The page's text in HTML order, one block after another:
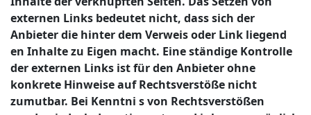
externen Links bedeutet nicht, dass sich der
Anbieter die hinter dem Verweis oder Link liegend
en Inhalte zu Eigen macht. Eine ständige Kontrolle
der externen Links ist für den Anbieter ohne
konkrete Hinweise auf Rechtsverstöße nicht
zumutbar. Bei Kenntni s von Rechtsverstößen